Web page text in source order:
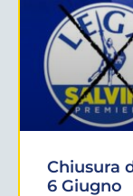
Chiusura
6 Giugno